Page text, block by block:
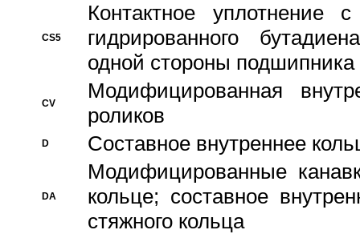
CS5
Контактное уплотнение
гидрированного
одной стороны подшипника
CV
Модифицированная
роликов
D Составное внутреннее
DA
Модифицированные
кольце; составное
стяжного кольца